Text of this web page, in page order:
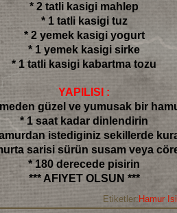
* 2 tatli kasigi mahlep
* 1 tatli kasigi tuz
* 2 yemek kasigi yogurt
* 1 yemek kasigi sirke
* 1 tatli kasigi kabartma tozu
YAPILISI :
güzel ve yumusak bir
* 1 saat kadar dinlendirin
istediginiz sekillerde
sarisi sürün susam veya
* 180 derecede pisirin
*** AFIYET OLSUN ***
Etiketler: Hamur Isi